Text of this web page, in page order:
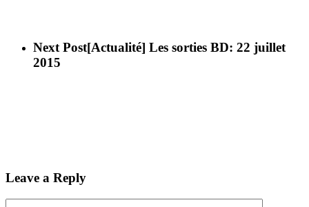
Next Post[Actualité] Les sorties BD: 22 juillet
2015
Leave a Reply